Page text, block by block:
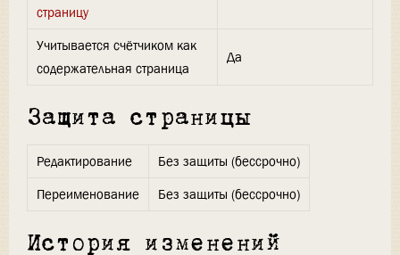
страницу
Учитывается счётчиком как
содержательная страница
Да
Защита страницы
Редактирование
Без защиты (бессрочно)
Переименование
Без защиты (бессрочно)
История изменений